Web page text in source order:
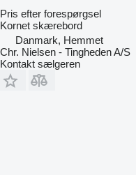
Pris efter forespørgsel
Kornet skærebord
Danmark, Hemmet
Chr. Nielsen - Tingheden A/S
Kontakt sælgeren